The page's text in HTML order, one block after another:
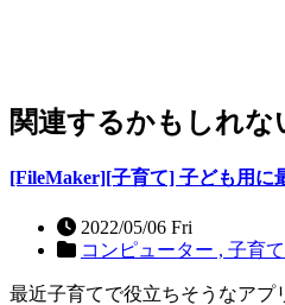
関連するかもしれな
[FileMaker][子育て] 子ども用に
2022/05/06 Fri
コンピューター , 子育て
最近子育てで役立ちそうなアプ